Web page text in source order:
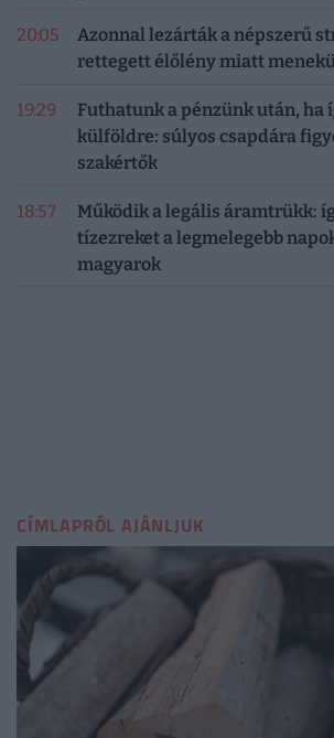
20:05
Azonnal lezárták a népszerű
rettegett élőlény miatt
19:29
Futhatunk a pénzünk után, ha
külföldre: súlyos csapdára
szakértők
18:57
Működik a legális áramtrükk:
tízezreket a legmelegebb
magyarok
CÍMLAPRÓL AJÁNLJUK